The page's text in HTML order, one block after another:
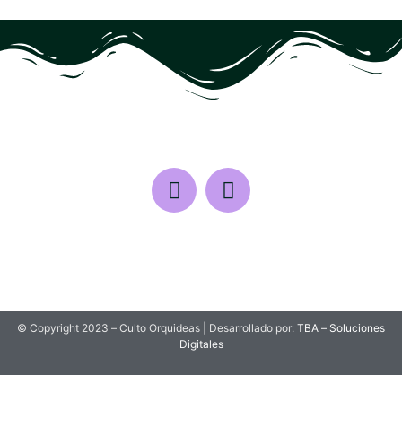
© Copyright 2023 – Culto Orquideas | Desarrollado por: TBA – Soluciones
Digitales